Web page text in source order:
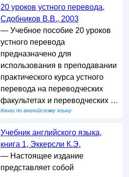
20 уроков устного перевода,
Сдобников В.В., 2003
— Учебное пособие 20 уроков
устного перевода
предназначено для
использования в преподавании
практического курса устного
перевода на переводческих
факультетах и переводческих …
Книги по английскому языку
Учебник английского языка,
книга 1, Эккерсли К.Э.
— Настоящее издание
представляет собой